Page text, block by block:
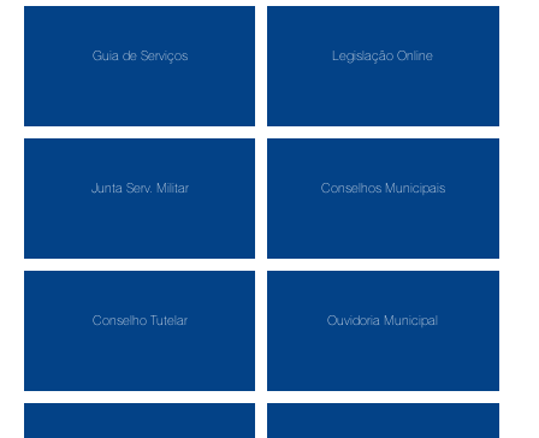
Guia de Serviços Legislação Online
Junta Serv. Militar Conselhos Municipais
Conselho Tutelar Ouvidoria Municipal